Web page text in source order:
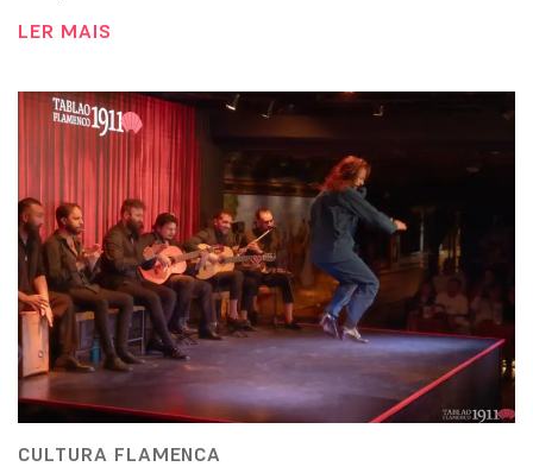
LER MAIS
CULTURA FLAMENCA